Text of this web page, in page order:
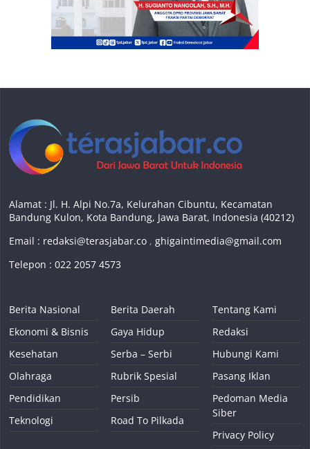
Alamat : Jl. H. Alpi No.7a, Kelurahan Cibuntu, Kecamatan
Bandung Kulon, Kota Bandung, Jawa Barat, Indonesia (40212)
Email : redaksi@terasjabar.co ,ghigaintimedia@gmail.com
Telepon : 022 2057 4573
Berita Nasional
Ekonomi & Bisnis
Kesehatan
Olahraga
Pendidikan
Teknologi
Berita Daerah
Gaya Hidup
Serba – Serbi
Rubrik Spesial
Persib
Road To Pilkada
Tentang Kami
Redaksi
Hubungi Kami
Pasang Iklan
Pedoman Media
Siber
Privacy Policy